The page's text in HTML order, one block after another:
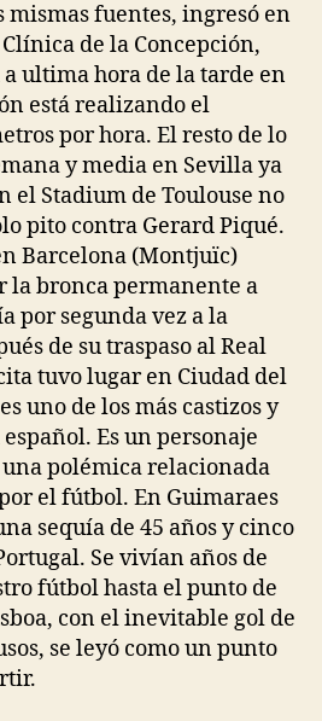
mismas fuentes, ingresó en
de la Concepción,
ultima hora de la tarde en
está realizando el
por hora. El resto de lo
y media en Sevilla ya
el Stadium de Toulouse no
pito contra Gerard Piqué.
Barcelona (Montjuïc)
la bronca permanente a
por segunda vez a la
de su traspaso al Real
tuvo lugar en Ciudad del
uno de los más castizos y
Es un personaje
polémica relacionada
el fútbol. En Guimaraes
sequía de 45 años y cinco
Se vivían años de
fútbol hasta el punto de
con el inevitable gol de
se leyó como un punto